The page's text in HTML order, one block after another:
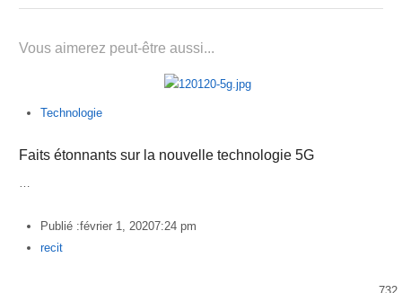
Vous aimerez peut-être aussi...
Technologie
Faits étonnants sur la nouvelle technologie 5G
Publié :février 1, 20207:24 pm
Author
recit